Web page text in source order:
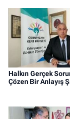
Halkın Gerçek
Çözen Bir Anlayış